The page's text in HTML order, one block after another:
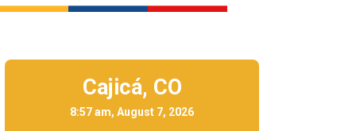
Cajicá, CO
8:57 am, August 7, 2026